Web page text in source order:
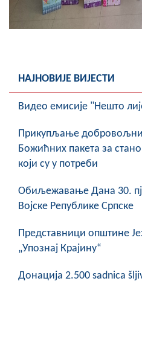
Пољопривреда
ЦИВИЛНА
НАЈНОВИЈЕ ВИЈЕСТИ
Видео емисије "Нешто
Прикупљање
Божићних пакета за
који су у потреби
Обиљежавање Данa 30.
Војске Републике Српске
Представници општине
„Упознај Крајину“
Донација 2.500 sadnica